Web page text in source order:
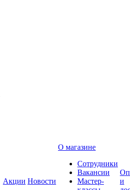
Акции Новости
О магазине
Сотрудники
Вакансии
Мастер-
и